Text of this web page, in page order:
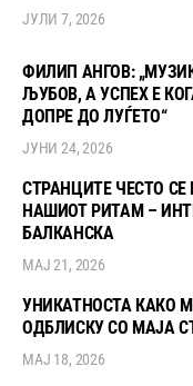
ЈУЛИ 7, 2026
ФИЛИП АНГОВ:
ЉУБОВ, А УСПЕХ Е
ДОПРЕ ДО ЛУЃЕТО“
ЈУНИ 24, 2026
СТРАНЦИТЕ ЧЕСТО
НАШИОТ РИТАМ –
БАЛКАНСКА
МАЈ 21, 2026
УНИКАТНОСТА КАКО
ОДБЛИСКУ СО МАЈА
МАЈ 18, 2026